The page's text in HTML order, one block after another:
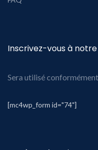
Inscrivez-vous à
Sera utilisé
[mc4wp_form id="74"]